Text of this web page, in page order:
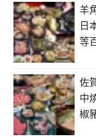
羊
日
等
佐
中
椒